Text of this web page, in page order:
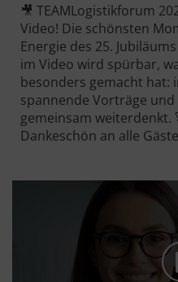
🎥 TEAMLogistikforum
Video! Die schönsten
Energie des 25.
im Video wird spürbar,
besonders gemacht hat:
spannende Vorträge
gemeinsam weiterdenkt.
Dankeschön an alle